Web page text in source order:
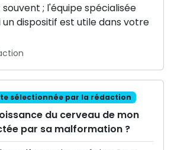
; l'équipe spécialisée
dispositif est utile dans votre
sélectionnée par la rédaction
du cerveau de mon
par sa malformation ?